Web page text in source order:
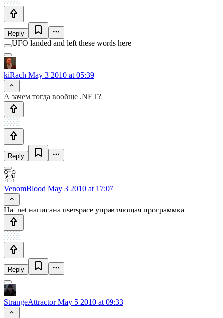
Reply
UFO landed and left these words here
kiRach May 3 2010 at 05:39
А зачем тогда вообще .NET?
Reply
VenomBlood May 3 2010 at 17:07
На .net написана userspace управляющая программка.
Reply
StrangeAttractorMay 5 2010 at 09:33